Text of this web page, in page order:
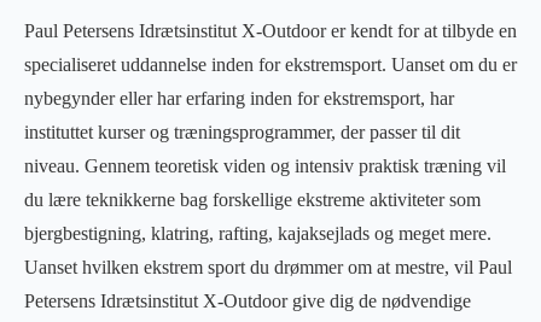
Paul Petersens Idrætsinstitut X-Outdoor er kendt for at tilbyde en
specialiseret uddannelse inden for ekstremsport. Uanset om du er
nybegynder eller har erfaring inden for ekstremsport, har
instituttet kurser og træningsprogrammer, der passer til dit
niveau. Gennem teoretisk viden og intensiv praktisk træning vil
du lære teknikkerne bag forskellige ekstreme aktiviteter som
bjergbestigning, klatring, rafting, kajaksejlads og meget mere.
Uanset hvilken ekstrem sport du drømmer om at mestre, vil Paul
Petersens Idrætsinstitut X-Outdoor give dig de nødvendige